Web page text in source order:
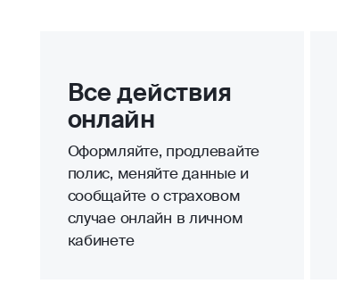
Все действия
онлайн
Оформляйте, продлевайте
полис, меняйте данные и
сообщайте о страховом
случае онлайн в личном
кабинете